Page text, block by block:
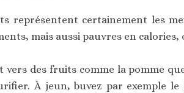
représentent certainement les
mais aussi pauvres en calories,
vers des fruits comme la pomme
À jeun, buvez par exemple